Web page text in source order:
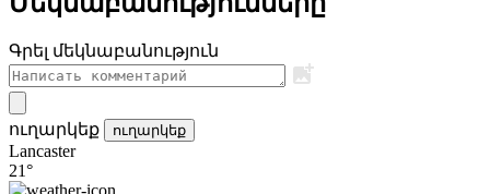
Գրել մեկնաբանություն
ուղարկեք ուղարկեք
Lancaster
21°